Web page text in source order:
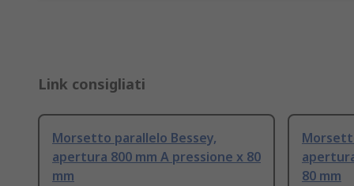
Link consigliati
Morsetto parallelo Bessey,
apertura 800 mm A pressione x 80
mm
80 mm